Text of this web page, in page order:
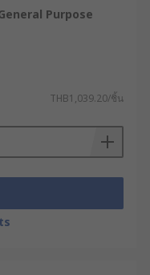
านสิ่งทอ, ผ้าแค
ดต่าง ๆ โดย
มาพร้อมกับด้าม
ณะตัดได้ ช่วยให้
ทางตรงได้ง่าย
อกและสกรูที่
ความกระชับของ
ของวัสดุอยู่เสมอ
าดเล็ก
ามแม่นยำสูง
Purpose
THB1,039.20/ชิ้น